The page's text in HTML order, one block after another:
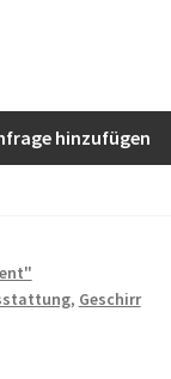
hinzufügen
, Geschirr